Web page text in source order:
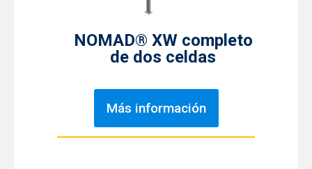
NOMAD® XW completo
de dos celdas
Más información